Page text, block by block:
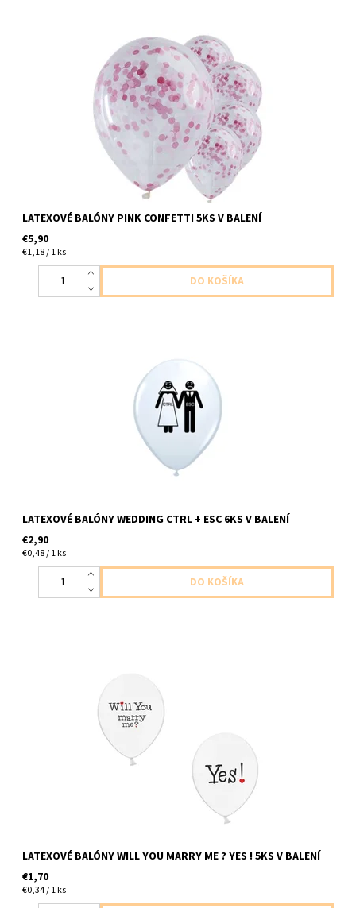
latexový balón ciry s ruzovymi konfetami 5ks v balení velkost do
30cm dodavame nenafukane
LATEXOVÉ BALÓNY PINK CONFETTI 5KS V BALENÍ
€5,90
€1,18 / 1 ks
v balení velkost 27cm dodavame nenafukane
LATEXOVÉ BALÓNY WEDDING CTRL + ESC 6KS V BALENÍ
€2,90
€0,48 / 1 ks
latexové balóny biele s napisomvydas sa za mna? Ano! 5ks v
balení velkost do 30cm dodavame nenafukane
LATEXOVÉ BALÓNY WILL YOU MARRY ME ? YES ! 5KS V BALENÍ
€1,70
€0,34 / 1 ks